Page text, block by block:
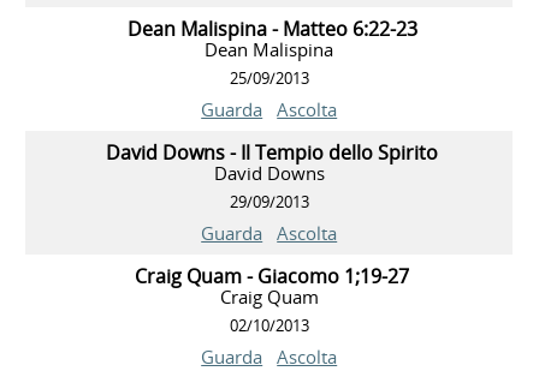
Dean Malispina - Matteo 6:22-23
Dean Malispina
25/09/2013
Guarda Ascolta
David Downs - Il Tempio dello Spirito
David Downs
29/09/2013
Guarda Ascolta
Craig Quam - Giacomo 1;19-27
Craig Quam
02/10/2013
Guarda Ascolta